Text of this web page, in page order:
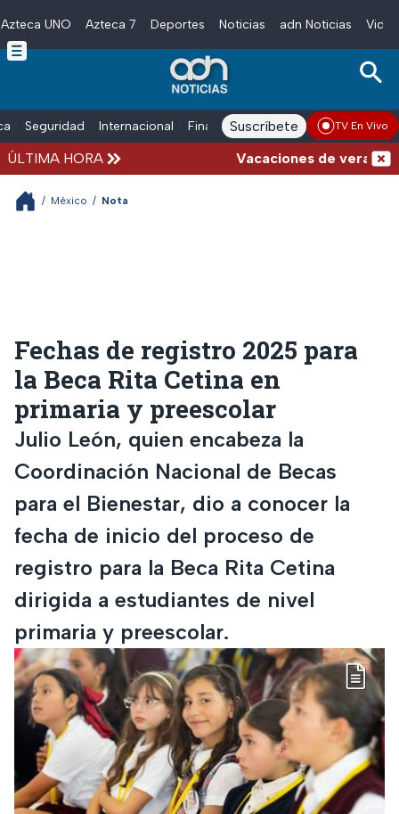
Skip to main content
Azteca UNO Azteca 7 Deportes Noticias adn Noticias
Seguridad Internacional Finanzas adn Noticias Radio
Suscríbete TV En Vivo
ÚLTIMA HORA Vacaciones de verano
/ México / Nota
Fechas de registro 2025 para
la Beca Rita Cetina en
primaria y preescolar
Julio León, quien encabeza la
Coordinación Nacional de Becas
para el Bienestar, dio a conocer la
fecha de inicio del proceso de
registro para la Beca Rita Cetina
dirigida a estudiantes de nivel
primaria y preescolar.